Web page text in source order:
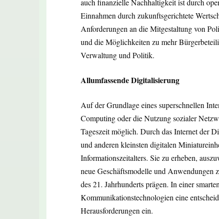
Einnahmen durch zukunftsgerichtete
Anforderungen an die Mitgestaltung von
und die Möglichkeiten zu mehr
Verwaltung und Politik.
Allumfassende Digitalisierung
Auf der Grundlage eines superschnellen
Computing oder die Nutzung sozialer
Tageszeit möglich. Durch das Internet der
und anderen kleinsten digitalen
Informationszeitalters. Sie zu erheben,
neue Geschäftsmodelle und Anwendungen
des 21. Jahrhunderts prägen. In einer
Kommunikationstechnologien eine
Herausforderungen ein.